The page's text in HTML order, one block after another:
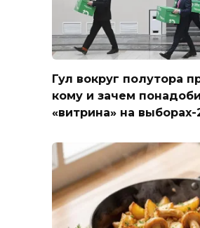
Гул вокруг полутора
кому и зачем
«витрина» на выборах-